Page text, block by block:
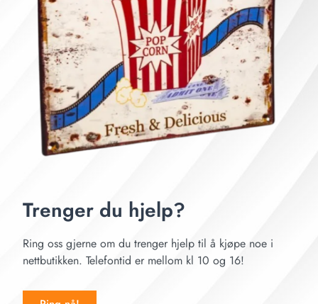
Trenger du hjelp?
Ring oss gjerne om du trenger hjelp til å kjøpe noe i
nettbutikken. Telefontid er mellom kl 10 og 16!